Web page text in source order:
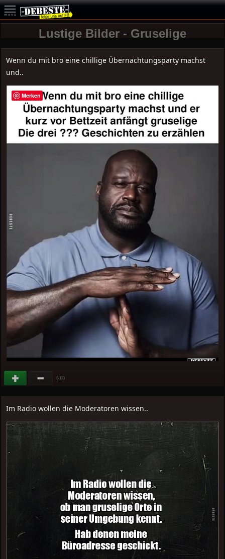
Lustige Bilder - Gruselige
Wenn du mit bro eine chillige Übernachtungsparty machst
und..
(-13)
Im Radio wollen die Moderatoren wissen..
Merken